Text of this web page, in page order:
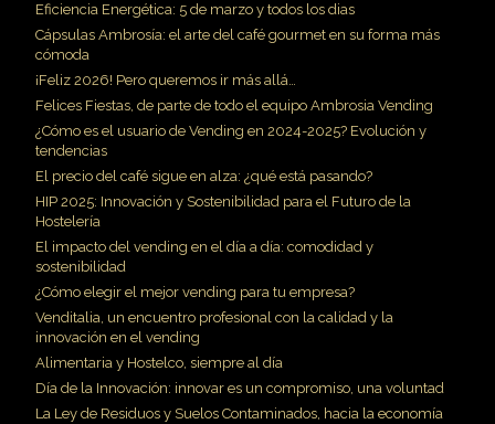
Eficiencia Energética: 5 de marzo y todos los dias
Cápsulas Ambrosía: el arte del café gourmet en su forma más
cómoda
¡Feliz 2026! Pero queremos ir más allá…
Felices Fiestas, de parte de todo el equipo Ambrosia Vending
¿Cómo es el usuario de Vending en 2024-2025? Evolución y
tendencias
El precio del café sigue en alza: ¿qué está pasando?
HIP 2025: Innovación y Sostenibilidad para el Futuro de la
Hostelería
El impacto del vending en el día a día: comodidad y
sostenibilidad
¿Cómo elegir el mejor vending para tu empresa?
Venditalia, un encuentro profesional con la calidad y la
innovación en el vending
Alimentaria y Hostelco, siempre al día
Día de la Innovación: innovar es un compromiso, una voluntad
La Ley de Residuos y Suelos Contaminados, hacia la economía